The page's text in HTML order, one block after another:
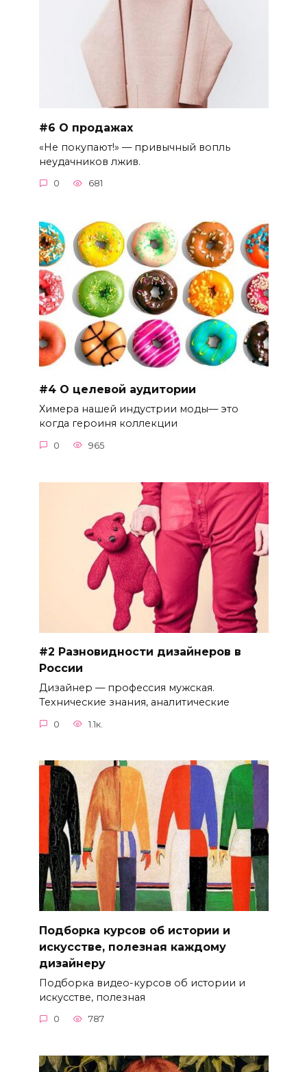
#6 О продажах
«Не покупают!» — привычный вопль
неудачников лжив.
0 681
#4 О целевой аудитории
Химера нашей индустрии моды— это
когда героиня коллекции
0 965
#2 Разновидности дизайнеров в
России
Дизайнер — профессия мужская.
Технические знания, аналитические
0 1.1к.
Подборка курсов об истории и
искусстве, полезная каждому
дизайнеру
Подборка видео-курсов об истории и
искусстве, полезная
0 787